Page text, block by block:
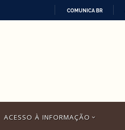
COMUNICA BR
ACESSO À INFORMAÇÃO